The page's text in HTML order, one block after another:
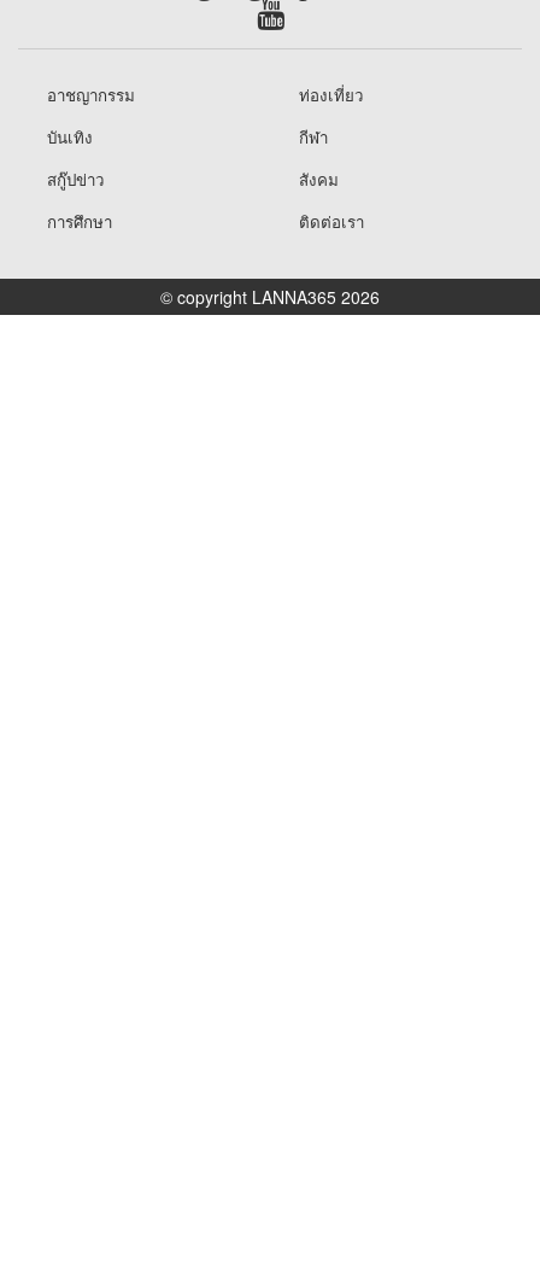
อาชญากรรม
ท่องเที่ยว
บันเทิง
กีฬา
สกู๊ปข่าว
สังคม
การศึกษา
ติดต่อเรา
© copyright LANNA365 2026